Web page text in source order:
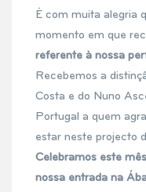
É com muita alegria
momento em que
referente à nossa
Recebemos a
Costa e do Nuno
Portugal a quem
estar neste projecto
Celebramos este
nossa entrada na